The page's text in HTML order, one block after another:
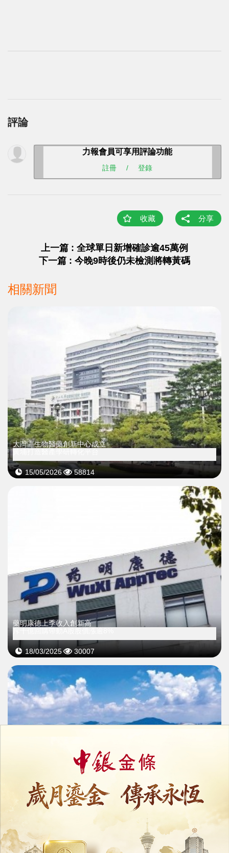
評論
力報會員可享用評論功能
註冊 / 登錄
收藏 分享
上一篇 : 全球單日新增確診逾45萬例
下一篇 : 今晚9時後仍未檢測將轉黃碼
相關新聞
大灣區生物醫藥創新中心成立
15/05/2026 58814
藥明康德上季收入創新高
18/03/2025 30007
橫琴擬出台新政最高獎1.5億元
支持生物醫藥大健康產業發展
15/01/2025